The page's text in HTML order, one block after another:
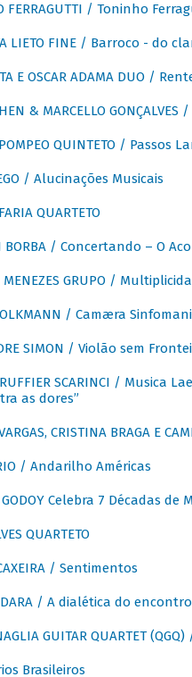
FERRAGUTTI / Toninho
LIETO FINE / Barroco - do
E OSCAR ADAMA DUO /
& MARCELLO GONÇALVES
QUINTETO / Passos
/ Alucinações Musicais
QUARTETO
BORBA / Concertando – O
MENEZES GRUPO /
/ Camæra
SIMON / Violão sem
RUFFIER SCARINCI / Musica
as dores”
CRISTINA BRAGA E
/ Andarilho Américas
GODOY Celebra 7 Décadas de
QUARTETO
/ Sentimentos
/ A dialética do
GUITAR QUARTET
Brasileiros